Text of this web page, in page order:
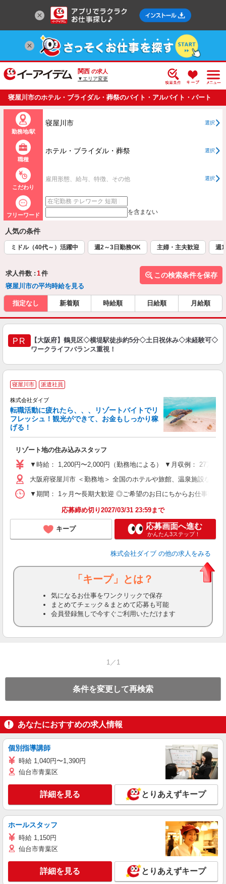
関西 の求人
▼エリア変更
寝屋川市のホテル・ブライダル・葬祭のバイト・アルバイト・パート
の求人情報一覧
勤務地/駅
寝屋川市 選択
職種
ホテル・ブライダル・葬祭 選択
こだわり
雇用形態、給与、特徴、その他 選択
フリーワード を含まない
人気の条件
ミドル（40代～）活躍中 週2～3日勤務OK 主婦・主夫歓迎 週
求人件数 : 1件
寝屋川市の平均時給を見る
この検索条件を保存
指定なし 新着順 時給順 日給順 月給順
PR
【大阪府】鶴見区◇横堤駅徒歩約5分◇土日祝休み◇未経験可◇
ワークライフバランス重視！
寝屋川市 派遣社員
株式会社ダイブ
転職活動に疲れたら、、、リゾートバイトでリ
フレッシュ！観光ができて、お金もしっかり稼
げる！
リゾート地の住み込みスタッフ
▼時給： 1,200円〜2,000円（勤務地による） ▼月収例： 27万
大阪府寝屋川市 ＜勤務地＞ 全国のホテルや旅館、温泉施設など
▼期間： 1ヶ月〜長期大歓迎 ◎ご希望のお日にちからお仕事開
応募締め切り2027/03/31 23:59まで
キープ 応募画面へ進む
かんたん3ステップ！
株式会社ダイブ の他の求人をみる
「キープ」とは？
気になるお仕事をワンクリックで保存
まとめてチェック＆まとめて応募も可能
会員登録無しで今すぐご利用いただけます
1／1
条件を変更して再検索
あなたにおすすめの求人情報
個別指導講師
時給 1,040円〜1,390円
仙台市青葉区
詳細を見る とりあえずキープ
ホールスタッフ
時給 1,150円
仙台市青葉区
詳細を見る とりあえずキープ